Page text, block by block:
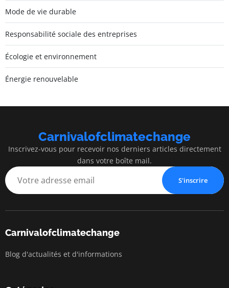
Mode de vie durable
Responsabilité sociale des entreprises
Écologie et environnement
Énergie renouvelable
Carnivalofclimatechange
Inscrivez-vous pour recevoir nos derniers articles directement
dans votre boîte mail.
S'inscrire
Carnivalofclimatechange
Blog d'actualités et d'informations